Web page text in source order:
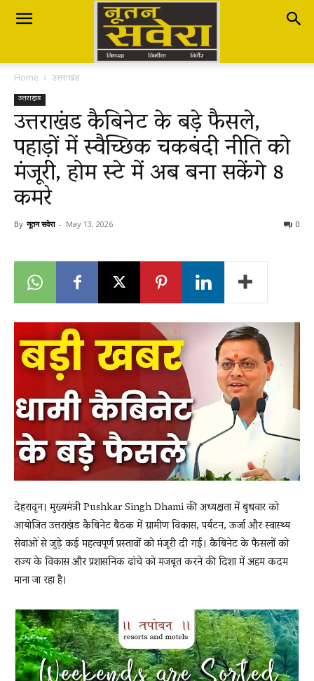
Nutan
Savera
नूतन
सवेरा
Breaking
News
LIVE
Home उत्तराखंड
उत्तराखंड
उत्तराखंड कैबिनेट के बड़े फैसले,
पहाड़ों में स्वैच्छिक चकबंदी नीति को
मंजूरी, होम स्टे में अब बना सकेंगे 8
कमरे
By नूतन सवेरा - May 13, 2026 0
देहरादून। मुख्यमंत्री Pushkar Singh Dhami की अध्यक्षता में बुधवार को
आयोजित उत्तराखंड कैबिनेट बैठक में ग्रामीण विकास, पर्यटन, ऊर्जा और स्वास्थ्य
सेवाओं से जुड़े कई महत्वपूर्ण प्रस्तावों को मंजूरी दी गई। कैबिनेट के फैसलों को
राज्य के विकास और प्रशासनिक ढांचे को मजबूत करने की दिशा में अहम कदम
माना जा रहा है।